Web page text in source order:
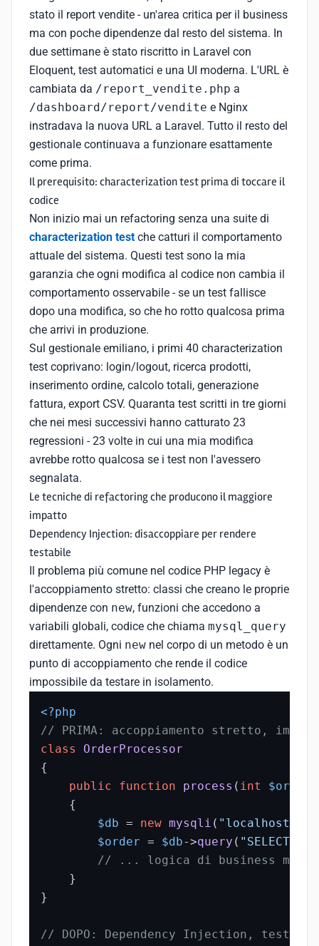
stato il report vendite - un'area critica per il business
ma con poche dipendenze dal resto del sistema. In
due settimane è stato riscritto in Laravel con
Eloquent, test automatici e una UI moderna. L'URL è
cambiata da /report_vendite.php a
/dashboard/report/vendite e Nginx
instradava la nuova URL a Laravel. Tutto il resto del
gestionale continuava a funzionare esattamente
come prima.
Il prerequisito: characterization test prima di toccare il
codice
Non inizio mai un refactoring senza una suite di
characterization test che catturi il comportamento
attuale del sistema. Questi test sono la mia
garanzia che ogni modifica al codice non cambia il
comportamento osservabile - se un test fallisce
dopo una modifica, so che ho rotto qualcosa prima
che arrivi in produzione.
Sul gestionale emiliano, i primi 40 characterization
test coprivano: login/logout, ricerca prodotti,
inserimento ordine, calcolo totali, generazione
fattura, export CSV. Quaranta test scritti in tre giorni
che nei mesi successivi hanno catturato 23
regressioni - 23 volte in cui una mia modifica
avrebbe rotto qualcosa se i test non l'avessero
segnalata.
Le tecniche di refactoring che producono il maggiore
impatto
Dependency Injection: disaccoppiare per rendere
testabile
Il problema più comune nel codice PHP legacy è
l'accoppiamento stretto: classi che creano le proprie
dipendenze con new, funzioni che accedono a
variabili globali, codice che chiama mysql_query
direttamente. Ogni new nel corpo di un metodo è un
punto di accoppiamento che rende il codice
impossibile da testare in isolamento.
<?php
// PRIMA: accoppiamento stretto,
class
OrderProcessor
{
public
function process ( int
{
$db = new mysqli ( "localhost"
$order = $db->query ( "SELECT *
// ... logica di business
    }
}
// DOPO: Dependency Injection,